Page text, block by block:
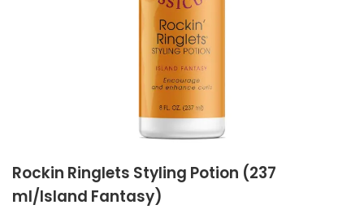
Rockin Ringlets Styling Potion (237
ml/Island Fantasy)